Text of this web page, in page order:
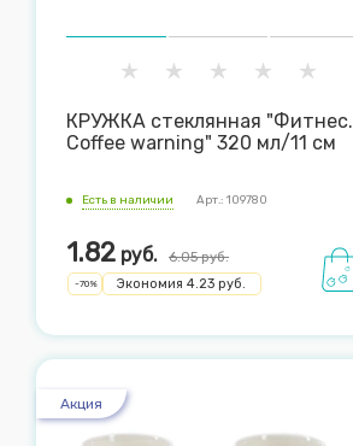
КРУЖКА стеклянная "Фитнес.
Coffee warning" 320 мл/11 см
Есть в наличии Арт.: 109780
1.82 руб. 6.05руб.
-70% Экономия 4.23 руб.
Акция